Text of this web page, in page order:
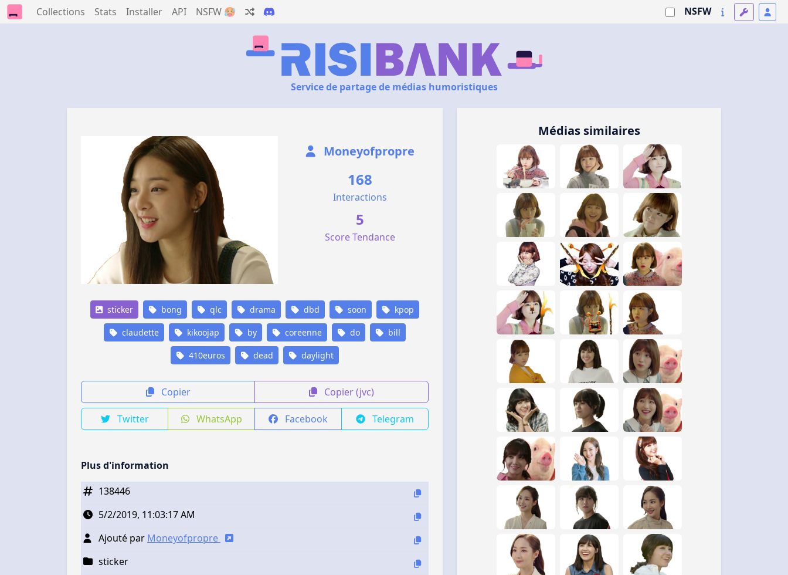
Collections Stats Installer API NSFW 🥵 NSFW
Service de partage de médias humoristiques
Moneyofpropre
168
Interactions
5
Score Tendance
sticker bong qlc drama dbd soon kpop
claudette kikoojap by coreenne do bill
410euros dead daylight
Copier Copier (jvc)
Twitter WhatsApp Facebook Telegram
Plus d'information
138446
5/2/2019, 11:03:17 AM
Ajouté par Moneyofpropre
sticker
Médias similaires